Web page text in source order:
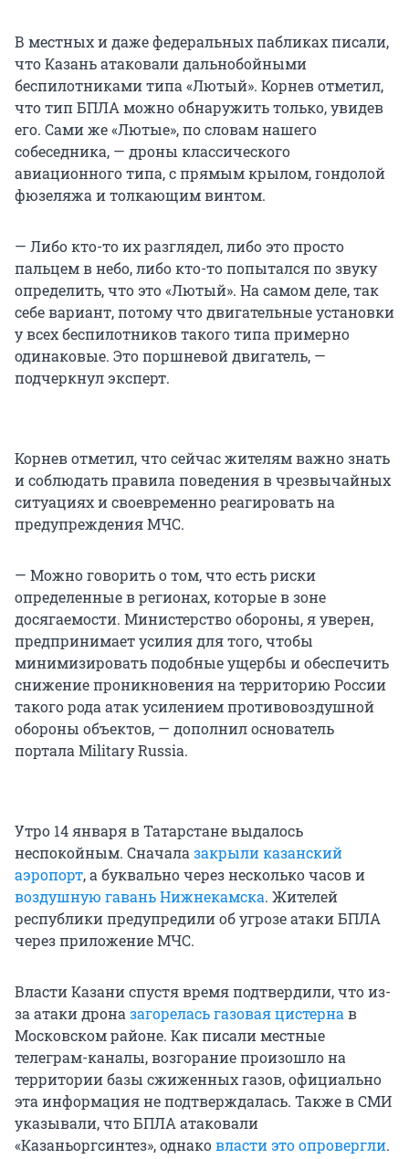
В местных и даже федеральных пабликах писали,
что Казань атаковали дальнобойными
беспилотниками типа «Лютый». Корнев отметил,
что тип БПЛА можно обнаружить только, увидев
его. Сами же «Лютые», по словам нашего
собеседника, — дроны классического
авиационного типа, с прямым крылом, гондолой
фюзеляжа и толкающим винтом.
— Либо кто-то их разглядел, либо это просто
пальцем в небо, либо кто-то попытался по звуку
определить, что это «Лютый». На самом деле, так
себе вариант, потому что двигательные установки
у всех беспилотников такого типа примерно
одинаковые. Это поршневой двигатель, —
подчеркнул эксперт.
Корнев отметил, что сейчас жителям важно знать
и соблюдать правила поведения в чрезвычайных
ситуациях и своевременно реагировать на
предупреждения МЧС.
— Можно говорить о том, что есть риски
определенные в регионах, которые в зоне
досягаемости. Министерство обороны, я уверен,
предпринимает усилия для того, чтобы
минимизировать подобные ущербы и обеспечить
снижение проникновения на территорию России
такого рода атак усилением противовоздушной
обороны объектов, — дополнил основатель
портала Military Russia.
Утро 14 января в Татарстане выдалось
неспокойным. Сначала закрыли казанский
аэропорт, а буквально через несколько часов и
воздушную гавань Нижнекамска. Жителей
республики предупредили об угрозе атаки БПЛА
через приложение МЧС.
Власти Казани спустя время подтвердили, что из-
за атаки дрона загорелась газовая цистерна в
Московском районе. Как писали местные
телеграм-каналы, возгорание произошло на
территории базы сжиженных газов, официально
эта информация не подтверждалась. Также в СМИ
указывали, что БПЛА атаковали
«Казаньоргсинтез», однаковласти это опровергли.